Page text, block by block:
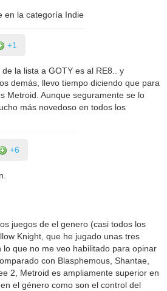
en la categoría Indie
+1
la lista a GOTY es al RE8.. y
demás, llevo tiempo diciendo que para
Metroid. Aunque seguramente se lo
más novedoso en todos los
+6
juegos de el genero (casi todos los
Knight, que he jugado unas tres
que no me veo habilitado para opinar
con Blasphemous, Shantae,
2, Metroid es ampliamente superior en
el género como son el control del